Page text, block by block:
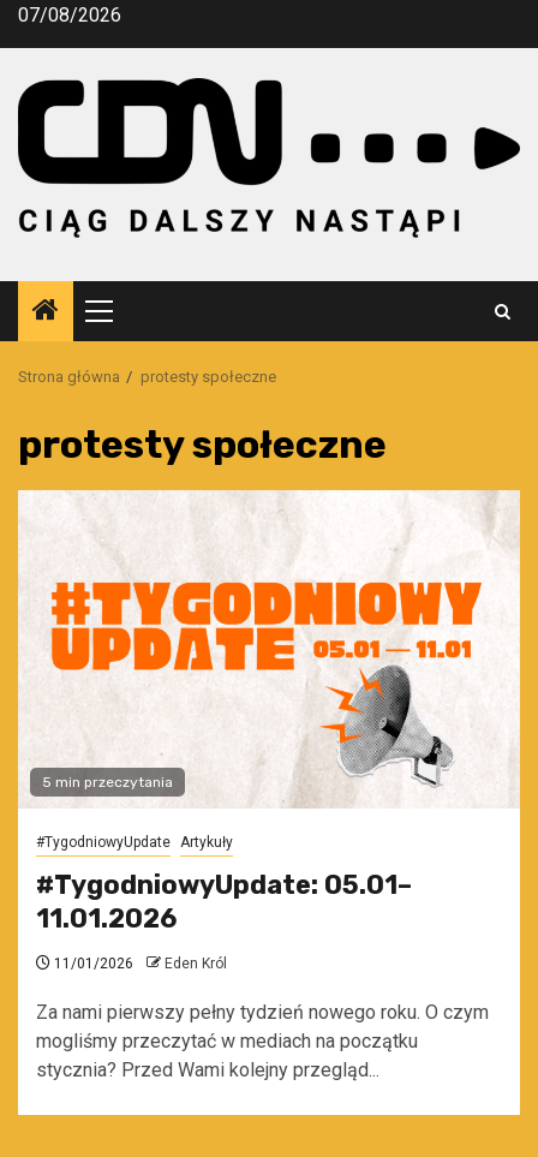
Przejdź
07/08/2026
Menu
główne
Strona główna protesty społeczne
protesty społeczne
5 min przeczytania
#TygodniowyUpdate Artykuły
#TygodniowyUpdate: 05.01–
11.01.2026
11/01/2026 Eden Król
Za nami pierwszy pełny tydzień nowego roku. O czym
mogliśmy przeczytać w mediach na początku
stycznia? Przed Wami kolejny przegląd...